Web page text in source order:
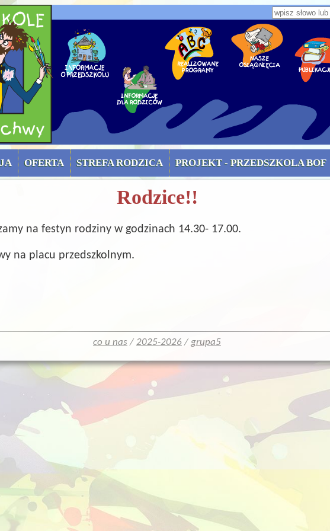
Wpisz
OFERTA STREFA RODZICA PROJEKT - PRZEDSZKOLA BOF
Rodzice!!
na festyn rodziny w godzinach 14.30- 17.00.
na placu przedszkolnym.
co u nas / 2025-2026 / grupa5